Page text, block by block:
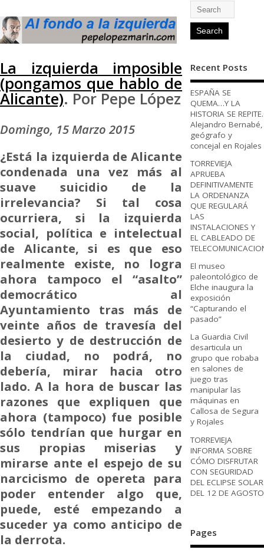
La izquierda imposible
(pongamos que hablo de
Alicante). Por Pepe López
Domingo, 15 Marzo 2015
¿Está la izquierda de Alicante
condenada una vez más al
suave suicidio de la
irrelevancia? Si tal cosa
ocurriera, si la izquierda
social, política e intelectual
de Alicante, si es que eso
realmente existe, no logra
ahora tampoco el “asalto”
democrático al
Ayuntamiento tras más de
veinte años de travesía del
desierto y de destrucción de
la ciudad, no podrá, no
debería, mirar hacia otro
lado. A la hora de buscar las
razones que expliquen que
ahora (tampoco) fue posible
sólo tendrían que hurgar en
sus propias miserias y
mirarse ante el espejo de su
narcicismo de opereta para
poder entender algo que,
puede, esté empezando a
suceder ya como anticipo de
la derrota.
Recent Posts
ESPAÑA SE
QUEMA…Y LA
HISTORIA SE REPITE.
Alejandro Bernabé,
geógrafo y
concejal en Rojales
TORREVIEJA
APRUEBA
DEFINITIVAMENTE
LA ORDENANZA
QUE REGULARÁ
LAS
INSTALACIONES Y
EL CABLEADO DE
El museo
paleontológico de
Elche inaugura la
exposición
“Capturando el
pasado”
La Guardia Civil
desarticula un
grupo que robaba
en salones de
juego tras
manipular las
máquinas en
Callosa de Segura
y Rojales
TORREVIEJA
INFORMA SOBRE
CÓMO DISFRUTAR
CON SEGURIDAD
DEL ECLIPSE SOLAR
DEL 12 DE AGOSTO
Pages